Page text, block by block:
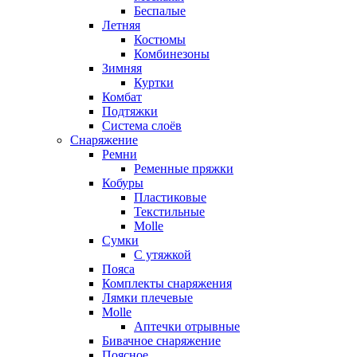
Беспалые
Летняя
Костюмы
Комбинезоны
Зимняя
Куртки
Комбат
Подтяжки
Система слоёв
Снаряжение
Ремни
Ременные пряжки
Кобуры
Пластиковые
Текстильные
Molle
Сумки
С утяжкой
Пояса
Комплекты снаряжения
Лямки плечевые
Molle
Аптечки отрывные
Бивачное снаряжение